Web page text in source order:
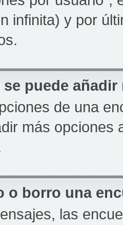
infinita) y por
puede
de una
más opciones
o borro una
las